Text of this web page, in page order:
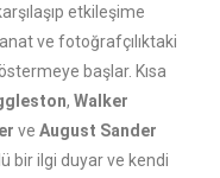
etkileşime
ve fotoğrafçılıktaki
başlar. Kısa
,Walker
veAugust Sander
bir ilgi duyar ve kendi